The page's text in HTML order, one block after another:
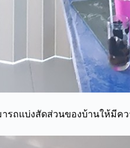
ารถแบ่งสัดส่วนของบ้านให้มีค